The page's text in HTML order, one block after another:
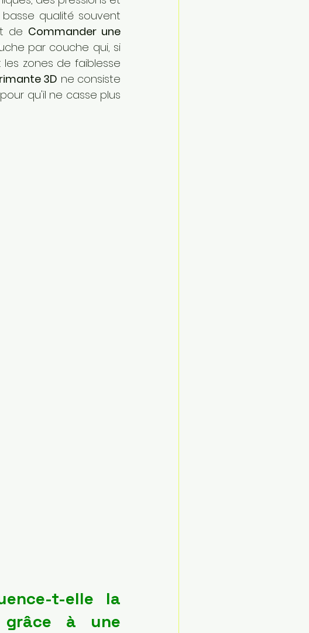
qualité souvent
de Commander une
par couche qui, si
zones de faiblesse
3D ne consiste
qu'il ne casse plus
t-elle la
grâce à une